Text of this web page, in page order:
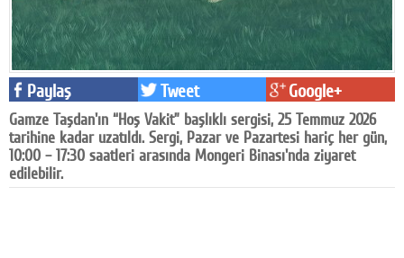
Pr
Facebook
Diziler
Karikatür
Youtube
Paylaş Tweet Google+
Gamze Taşdan'ın “Hoş Vakit” başlıklı sergisi, 25 Temmuz 2026
tarihine kadar uzatıldı. Sergi, Pazar ve Pazartesi hariç her gün,
10:00 – 17:30 saatleri arasında Mongeri Binası'nda ziyaret
edilebilir.